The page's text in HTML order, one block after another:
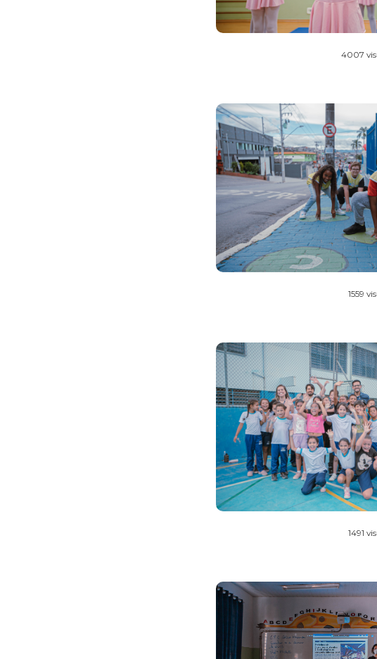
4007
1559
1491